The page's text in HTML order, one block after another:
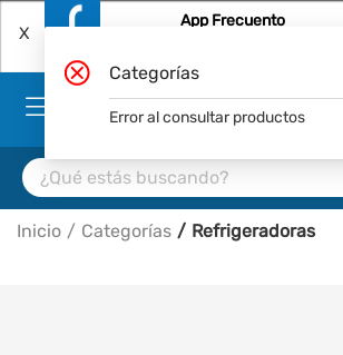
X
App Frecuento
Inicio Categorías Refrigeradoras
Categorías
Error al consultar productos